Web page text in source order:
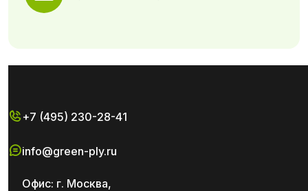
+7 (495) 230-28-41
info@green-ply.ru
Офис: г. Москва,